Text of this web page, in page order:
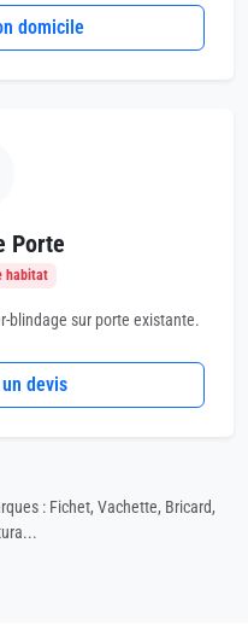
domicile
Porte
habitat
blindage sur porte existante.
devis
: Fichet, Vachette, Bricard,